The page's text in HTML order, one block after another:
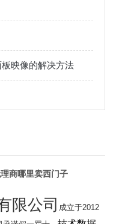
映像的解决方法
商哪里卖西门子
限公司 成立于2012